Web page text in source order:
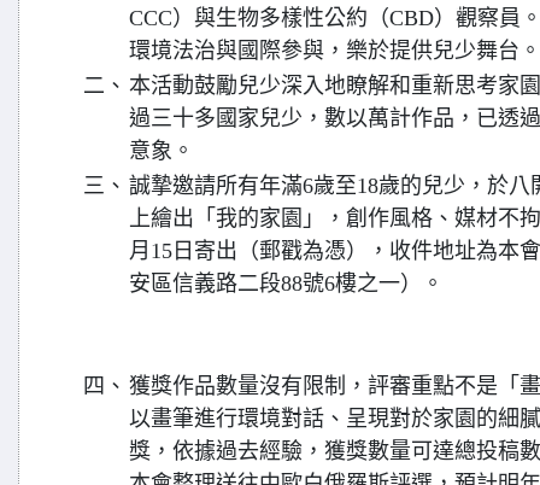
CCC）與生物多樣性公約（CBD）觀察員
環境法治與國際參與，樂於提供兒少舞台。
二、 本活動鼓勵兒少深入地瞭解和重新思考家
過三十多國家兒少，數以萬計作品，已透
意象。
三、 誠摯邀請所有年滿6歲至18歲的兒少，於八
上繪出「我的家園」，創作風格、媒材不
月15日寄出（郵戳為憑），收件地址為本
安區信義路二段88號6樓之一）。
四、 獲獎作品數量沒有限制，評審重點不是「
以畫筆進行環境對話、呈現對於家園的細
獎，依據過去經驗，獲獎數量可達總投稿